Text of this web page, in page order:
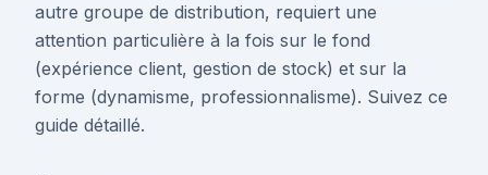
autre groupe de distribution, requiert une
attention particulière à la fois sur le fond
(expérience client, gestion de stock) et sur la
forme (dynamisme, professionnalisme). Suivez ce
guide détaillé.